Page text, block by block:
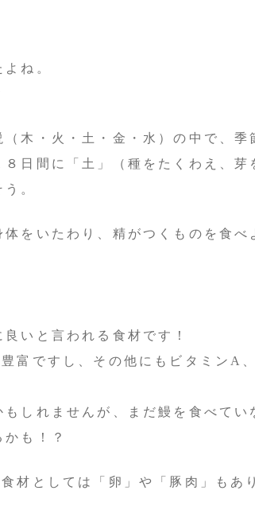
ね。
木・火・土・金・水）の中で、
８日間に「土」（種をたくわえ、
。
をいたわり、精がつくものを食
いと言われる食材です！
富ですし、その他にもビタミンA
しれませんが、まだ鰻を食べて
も！？
材としては「卵」や「豚肉」もあ